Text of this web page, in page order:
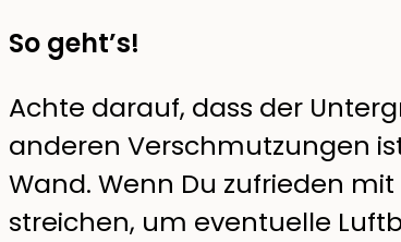
So geht’s!
Achte darauf, dass der
anderen Verschmutzungen
Wand. Wenn Du zufrieden
streichen, um eventuelle